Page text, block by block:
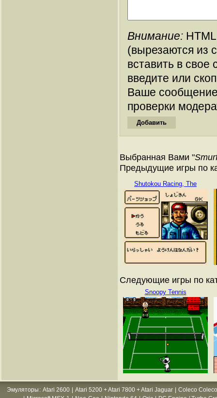
Внимание:
(вырезаются из
вставить в
введите или
Ваше
проверки
Выбранная Вами "
Предыдущие игры по
Shutokou Racing, The
Следующие игры по
Snoopy Tennis
Эмуляторы : Atari 2600 Atari 5200 + Atari 7800 + Atari Jaguar
Coleco